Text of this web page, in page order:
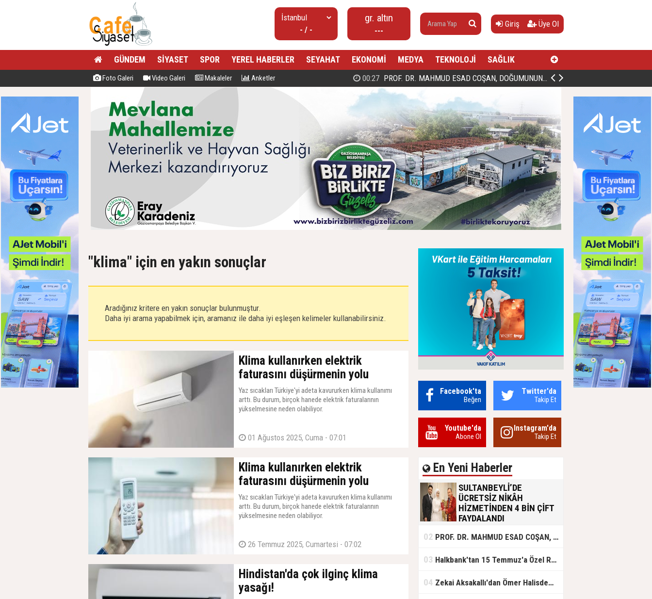
- / -
gr. altın
---
Giriş Üye Ol
GÜNDEM SİYASET SPOR YEREL HABERLER SEYAHAT EKONOMİ MEDYA TEKNOLOJİ SAĞLIK
Foto Galeri Video Galeri Makaleler Anketler 00:27 PROF. DR. MAHMUD ESAD COŞAN, DOĞUMUNUN HİCRÎ 91. YILINDA ELAZIĞ'DA YÂD EDİLECEK
"klima" için en yakın sonuçlar
Aradığınız kritere en yakın sonuçlar bulunmuştur.
Daha iyi arama yapabilmek için, aramanız ile daha iyi eşleşen kelimeler kullanabilirsiniz.
Klima kullanırken elektrik
faturasını düşürmenin yolu
Yaz sıcakları Türkiye'yi adeta kavururken klima kullanımı
arttı. Bu durum, birçok hanede elektrik faturalarının
yükselmesine neden olabiliyor.
01 Ağustos 2025, Cuma - 07:01
Klima kullanırken elektrik
faturasını düşürmenin yolu
Yaz sıcakları Türkiye'yi adeta kavururken klima kullanımı
arttı. Bu durum, birçok hanede elektrik faturalarının
yükselmesine neden olabiliyor.
26 Temmuz 2025, Cumartesi - 07:02
Hindistan'da çok ilginç klima
yasağı!
Facebook'ta
Beğen
Twitter'da
Takip Et
Youtube'da
Abone Ol
Instagram'da
Takip Et
En Yeni Haberler
SULTANBEYLİ’DE
ÜCRETSİZ NİKÂH
HİZMETİNDEN 4 BİN ÇİFT
FAYDALANDI
olan gençlere destek amacıyla
başlattığı ücretsiz nikâh hizmetini
başlattıklarını belirten Sultanbeyli
ücretsiz hizmet vermenin
02 PROF. DR. MAHMUD ESAD COŞAN, DOĞUMUNUN HİCRÎ 91. YILINDA ELAZIĞ'DA YÂD EDİLECEK
03 Halkbank'tan 15 Temmuz'a Özel Reklam Filmi: "İrade Bizim, Zafer Bizim"
04 Zekai Aksakallı'dan Ömer Halisdemir'e 'vefa' ziyareti!